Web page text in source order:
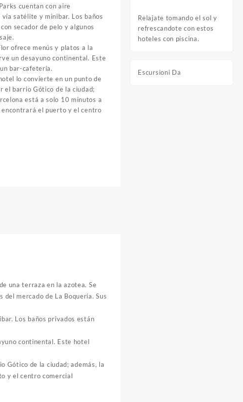
cuentan con aire
satélite y minibar. Los baños
secador de pelo y algunos
ofrece menús y platos a la
un desayuno continental. Este
bar-cafetería.
lo convierte en un punto de
el barrio Gótico de la ciudad;
está a solo 10 minutos a
el puerto y el centro
una terraza en la azotea. Se
mercado de La Boquería. Sus
Los baños privados están
continental. Este hotel
Gótico de la ciudad; además, la
y el centro comercial
Relajate tomando el sol y
refrescandote con estos
hoteles con piscina.
Escursioni Da